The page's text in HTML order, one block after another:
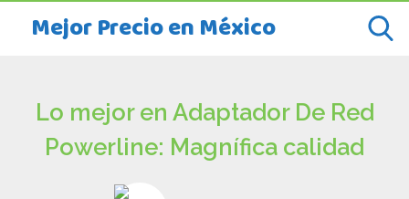
Mejor Precio en México
Lo mejor en Adaptador De Red
Powerline: Magnífica calidad